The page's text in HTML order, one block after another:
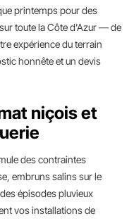
printemps pour des
toute la Côte d'Azur — de
expérience du terrain
honnête et un devis
niçois et
des contraintes
embruns salins sur le
épisodes pluvieux
vos installations de